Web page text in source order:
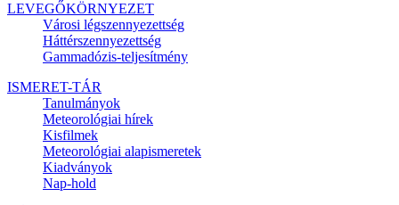
LEVEGŐKÖRNYEZET
Városi légszennyezettség
Háttérszennyezettség
Gammadózis-teljesítmény
ISMERET-TÁR
Tanulmányok
Meteorológiai hírek
Kisfilmek
Meteorológiai alapismeretek
Kiadványok
Nap-hold